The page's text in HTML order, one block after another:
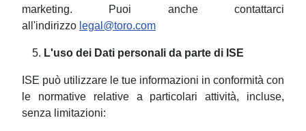
marketing. Puoi anche contattarci
all'indirizzo legal@toro.com
L'uso dei Dati personali da parte di ISE
ISE può utilizzare le tue informazioni in conformità con
le normative relative a particolari attività, incluse,
senza limitazioni: